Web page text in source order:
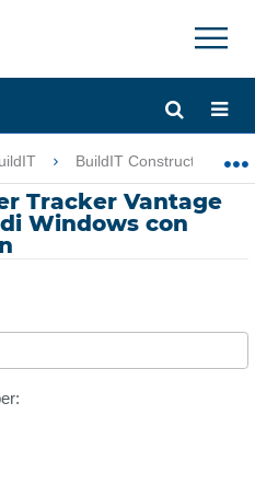
×
globale
BuildIT Construction
Tracker Vantage
Windows con